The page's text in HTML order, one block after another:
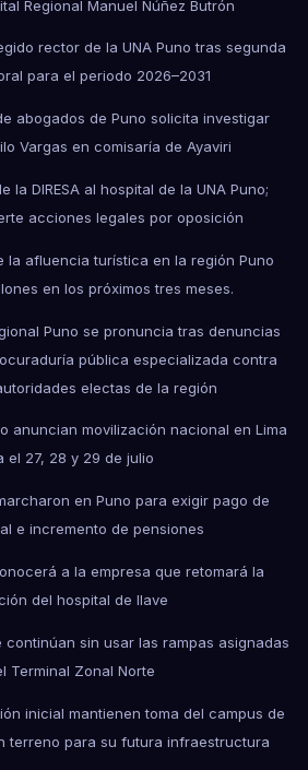
Regional Manuel Núñez Butrón
rector de la UNA Puno tras segunda
para el periodo 2026–2031
abogados de Puno solicita investigar
Vargas en comisaría de Ayaviri
la DIRESA al hospital de la UNA Puno;
acciones legales por oposición
la afluencia turística en la región Puno
en los próximos tres meses.
Puno se pronuncia tras denuncias
pública especializada contra
electas de la región
anuncian movilización nacional en Lima
el 27, 28 y 29 de julio
en Puno para exigir pago de
e incremento de pensiones
a la empresa que retomará la
del hospital de Ilave
continúan sin usar las rampas asignadas
Terminal Zonal Norte
inicial mantienen toma del campus de
terreno para su futura infraestructura